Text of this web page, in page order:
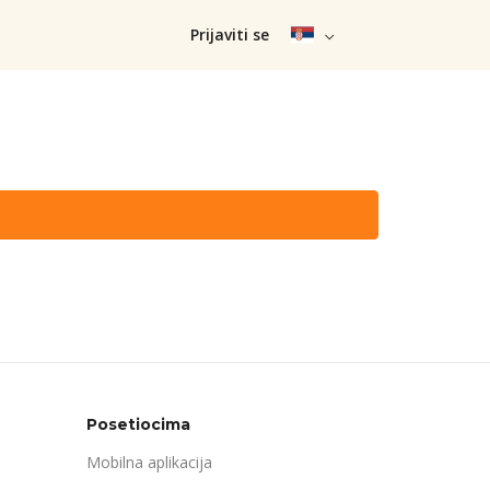
Prijaviti se
Posetiocima
Mobilna aplikacija